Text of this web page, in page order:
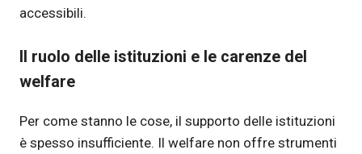
accessibili.
Il ruolo delle istituzioni e le carenze del
welfare
Per come stanno le cose, il supporto delle istituzioni
è spesso insufficiente. Il welfare non offre strumenti